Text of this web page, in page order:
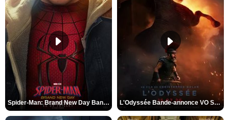
Spider-Man: Brand New Day Bande-annonce VO STFR L'Odyssée Bande-annonce VO STFR